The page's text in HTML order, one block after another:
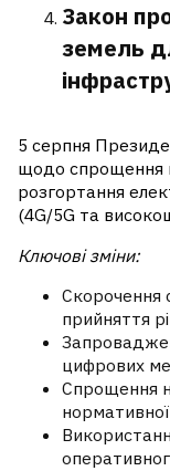
Закон
земель
5 серпня
щодо спрощення
розгортання
(4G/5G та
Ключові зміни:
Скорочення
прийняття
цифрових
Спрощення